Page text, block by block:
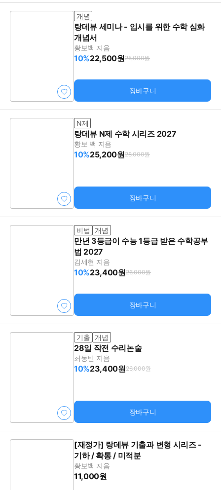
개념
랑데뷰 세미나 - 입시를 위한 수학 심화
개념서
황보백 지음
10%22,500원25,000원
장바구니
N제
랑데뷰 N제 수학 시리즈 2027
황보 백 지음
10%25,200원28,000원
장바구니
비법 개념
만년 3등급이 수능 1등급 받은 수학공부
법 2027
김세현 지음
10%23,400원26,000원
장바구니
기출 개념
28일 작전 수리논술
최동빈 지음
10%23,400원26,000원
장바구니
[재정가] 랑데뷰 기출과 변형 시리즈 -
기하 / 확통 / 미적분
황보백 지음
11,000원